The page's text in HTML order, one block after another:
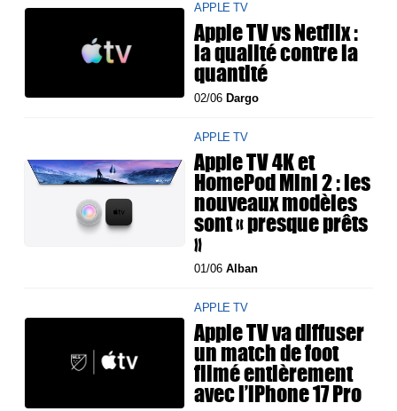
APPLE TV
Apple TV vs Netflix :
la qualité contre la
quantité
02/06 Dargo
APPLE TV
Apple TV 4K et
HomePod Mini 2 : les
nouveaux modèles
sont « presque prêts
»
01/06Alban
APPLE TV
Apple TV va diffuser
un match de foot
filmé entièrement
avec l’iPhone 17 Pro